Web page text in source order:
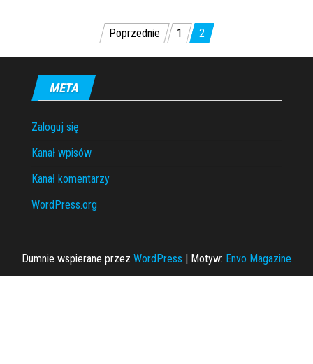
Stronicowanie
wpisów
Poprzednie 1 2
META
Zaloguj się
Kanał wpisów
Kanał komentarzy
WordPress.org
Dumnie wspierane przez WordPress | Motyw: Envo Magazine